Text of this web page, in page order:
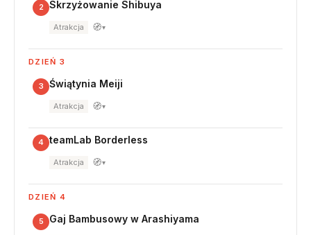
2 Skrzyżowanie Shibuya
Atrakcja 🧭▾
DZIEŃ 3
3 Świątynia Meiji
Atrakcja 🧭▾
4 teamLab Borderless
Atrakcja 🧭▾
DZIEŃ 4
5 Gaj Bambusowy w Arashiyama